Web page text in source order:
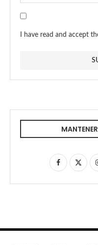
I have read and accept